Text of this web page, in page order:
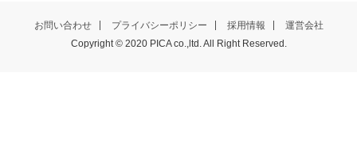
お問い合わせ プライバシーポリシー 採用情報 運営会社
Copyright © 2020 PICA co.,ltd. All Right Reserved.